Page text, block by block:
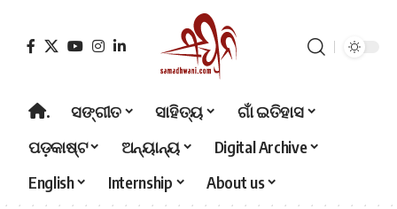
. ସଙ୍ଗୀତ ସାହିତ୍ୟ
ଗାଁ ଇତିହାସ
ପଡ଼କାଷ୍ଟ
ଅନ୍ୟାନ୍ୟ
Digital Archive
English
Internship About us